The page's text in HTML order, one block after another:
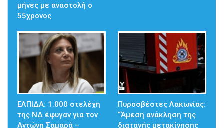
μήνες με αναστολή ο
55χρονος
ΕΛΠΙΔΑ: 1.000 στελέχη
της ΝΔ έφυγαν για τον
Αντώνη Σαμαρά –
Πυροσβέστες Λακωνίας:
“Άμεση ανάκληση της
διαταγής μετακίνησης